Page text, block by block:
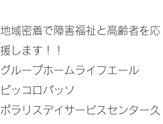
地域密着で障害福祉と高齢者を応
援します！！
グループホームライフエール
ピッコロパッソ
ポラリスデイサービスセンター久